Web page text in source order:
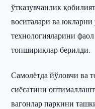
ўтказувчанлик
воситалари ва
технологияларини
топшириқлар берилди.
Самолётда йўловчи ва
сиёсатини
вагонлар паркини